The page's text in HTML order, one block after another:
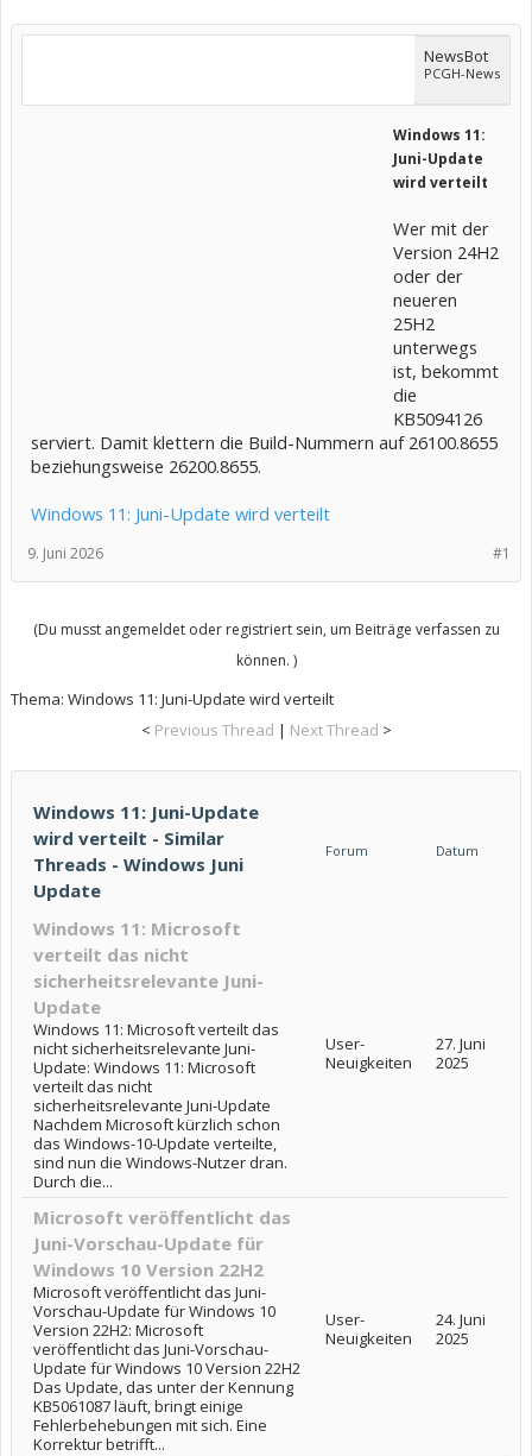
NewsBot
PCGH-News
Windows 11:
Juni-Update
wird verteilt
Wer mit der
Version 24H2
oder der
neueren
25H2
unterwegs
ist, bekommt
die
KB5094126
serviert. Damit klettern die Build-Nummern auf 26100.8655
beziehungsweise 26200.8655.
Windows 11: Juni-Update wird verteilt
#1
9. Juni 2026
(Du musst angemeldet oder registriert sein, um Beiträge verfassen zu
können. )
Thema: Windows 11: Juni-Update wird verteilt
< Previous Thread | Next Thread >
Windows 11: Juni-Update
wird verteilt - Similar
Threads - Windows Juni
Update
Forum Datum
Windows 11: Microsoft
verteilt das nicht
sicherheitsrelevante Juni-
Update
Windows 11: Microsoft verteilt das
nicht sicherheitsrelevante Juni-
Update: Windows 11: Microsoft
verteilt das nicht
sicherheitsrelevante Juni-Update
Nachdem Microsoft kürzlich schon
das Windows-10-Update verteilte,
sind nun die Windows-Nutzer dran.
Durch die...
User-
Neuigkeiten
27. Juni
2025
Microsoft veröffentlicht das
Juni-Vorschau-Update für
Windows 10 Version 22H2
Microsoft veröffentlicht das Juni-
Vorschau-Update für Windows 10
Version 22H2: Microsoft
veröffentlicht das Juni-Vorschau-
Update für Windows 10 Version 22H2
Das Update, das unter der Kennung
KB5061087 läuft, bringt einige
Fehlerbehebungen mit sich. Eine
Korrektur betrifft...
User-
Neuigkeiten
24. Juni
2025